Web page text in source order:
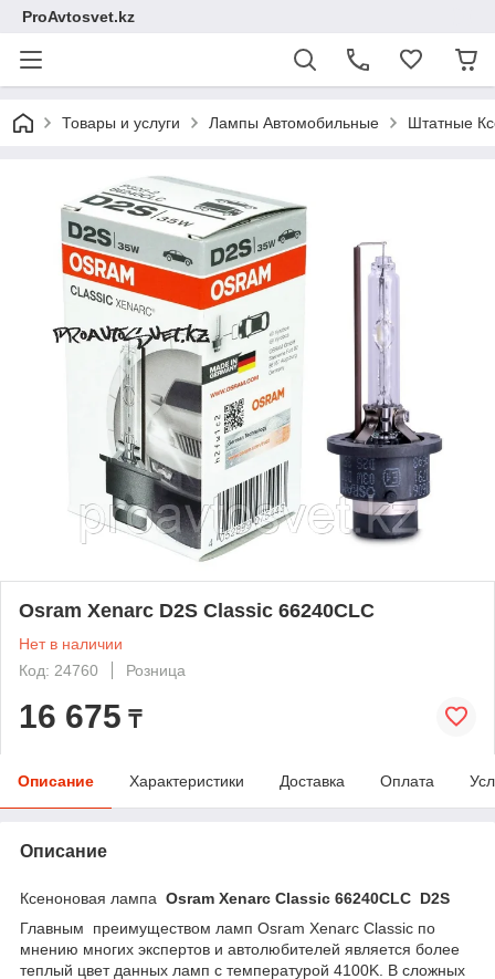
ProAvtosvet.kz
Товары и услуги Лампы Автомобильные Штатные
Osram Xenarc D2S Classic 66240CLC
Нет в наличии
Код: 24760
Розница
16 675 ₸
Описание Характеристики Доставка Оплата
Описание
Ксеноновая лампа Osram Xenarc Classic 66240CLC D2S
Главным преимуществом ламп Osram Xenarc Classic по
мнению многих экспертов и автолюбителей является более
теплый цвет данных ламп с температурой 4100K. В сложных